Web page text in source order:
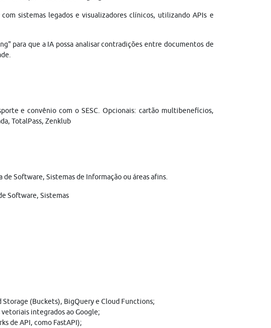
sistemas legados e visualizadores clínicos, utilizando APIs e
para que a IA possa analisar contradições entre documentos de
e convênio com o SESC. Opcionais: cartão multibenefícios,
TotalPass, Zenklub
Software, Sistemas de Informação ou áreas afins.
Software, Sistemas
(Buckets), BigQuery e Cloud Functions;
integrados ao Google;
de API, como FastAPI);